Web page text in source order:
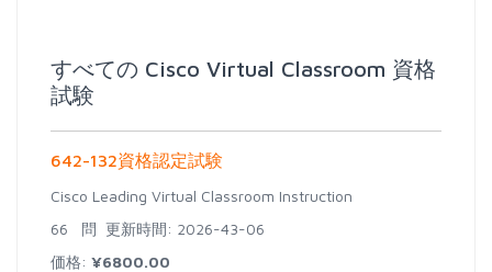
すべての Cisco Virtual Classroom 資格
試験
642-132資格認定試験
Cisco Leading Virtual Classroom Instruction
66 問 更新時間: 2026-43-06
価格: ¥6800.00